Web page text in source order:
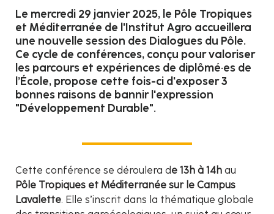
Le mercredi 29 janvier 2025, le Pôle Tropiques
et Méditerranée de l'Institut Agro accueillera
une nouvelle session des Dialogues du Pôle.
Ce cycle de conférences, conçu pour valoriser
les parcours et expériences de diplômé·es de
l’École, propose cette fois-ci d'exposer 3
bonnes raisons de bannir l'expression
"Développement Durable".
Cette conférence se déroulera de 13h à 14h au
Pôle Tropiques et Méditerranée sur le Campus
Lavalette. Elle s’inscrit dans la thématique globale